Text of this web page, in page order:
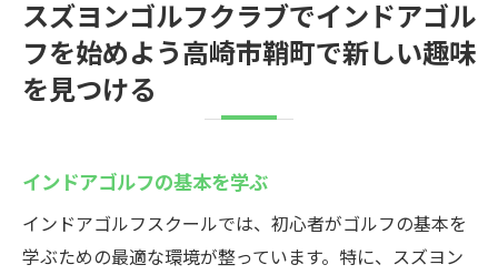
地域のゴルフコミュニティとのつながり
インドアゴルフスクールの魅力スズヨンゴルフ
クラブでスキルアップしよう
上級者向けのトレーニングプログラム
プロのインストラクターによる指導
インドアゴルフスクールの料金プラン
スズヨンゴルフクラブでインドアゴル
フを始めよう高崎市鞘町で新しい趣味
を見つける
インドアゴルフの基本を学ぶ
インドアゴルフスクールでは、初心者がゴルフの基本を
学ぶための最適な環境が整っています。特に、スズヨン